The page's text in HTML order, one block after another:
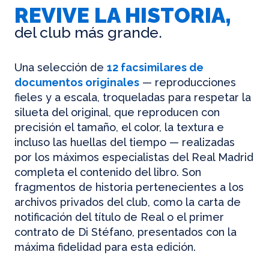
REVIVE LA HISTORIA,
del club más grande.
Una selección de 12 facsimilares de
documentos originales — reproducciones
fieles y a escala, troqueladas para respetar la
silueta del original, que reproducen con
precisión el tamaño, el color, la textura e
incluso las huellas del tiempo — realizadas
por los máximos especialistas del Real Madrid
completa el contenido del libro. Son
fragmentos de historia pertenecientes a los
archivos privados del club, como la carta de
notificación del título de Real o el primer
contrato de Di Stéfano, presentados con la
máxima fidelidad para esta edición.